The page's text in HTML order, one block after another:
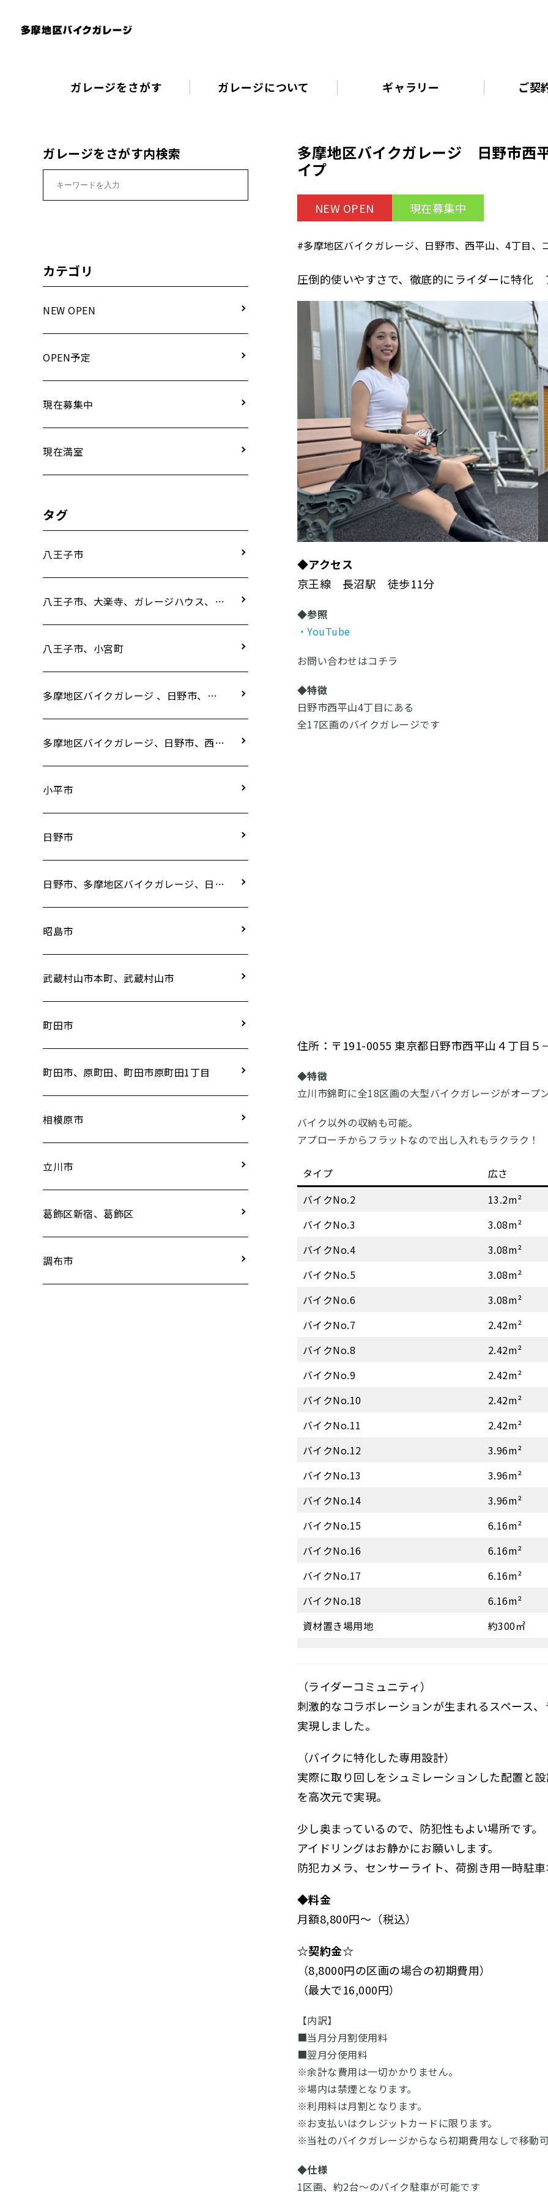
ガレージをさがす ガレージについて ギャラリー ご契
ガレージをさがす内検索
カテゴリ
NEW OPEN
OPEN予定
現在募集中
現在満室
タグ
八王子市
八王子市、大楽寺、ガレージハウス、八
王子市大楽寺ガレージハウス
八王子市、小宮町
多摩地区バイクガレージ 、日野市、平
山城址駅
多摩地区バイクガレージ、日野市、西平
山、4丁目、コンテナタイプ
小平市
日野市
日野市、多摩地区バイクガレージ、日野
市、南平8丁目
昭島市
武蔵村山市本町、武蔵村山市
町田市
町田市、原町田、町田市原町田1丁目
相模原市
立川市
葛飾区新宿、葛飾区
調布市
多摩地区バイクガレージ 日野市
イプ
NEW OPEN 現在募集中
#多摩地区バイクガレージ、日野市、西平山、4丁目、
圧倒的使いやすさで、徹底的にライダーに特
◆アクセス
京王線 長沼駅 徒歩11分
◆参照
・YouTube
お問い合わせはコチラ
◆特徴
日野市西平山4丁目にある
全17区画のバイクガレージです
住所：〒191-0055 東京都日野市西平山４丁目５
◆特徴
立川市錦町に全18区画の大型バイクガレージがオープ
バイク以外の収納も可能。
アプローチからフラットなので出し入れもラクラク！
タイプ 広さ
バイクNo.2
13.2m²
バイクNo.3
3.08m²
バイクNo.4
3.08m²
バイクNo.5
3.08m²
バイクNo.6
3.08m²
バイクNo.7
2.42m²
バイクNo.8
2.42m²
バイクNo.9
2.42m²
バイクNo.10
2.42m²
バイクNo.11
2.42m²
バイクNo.12
3.96m²
バイクNo.13
3.96m²
バイクNo.14
3.96m²
バイクNo.15
6.16m²
バイクNo.16
6.16m²
バイクNo.17
6.16m²
バイクNo.18
6.16m²
資材置き場用地
約300㎡
（ライダーコミュニティ）
刺激的なコラボレーションが生まれるスペース
実現しました。
（バイクに特化した専用設計）
実際に取り回しをシュミレーションした配置と
を高次元で実現。
少し奥まっているので、防犯性もよい場所です。
アイドリングはお静かにお願いします。
防犯カメラ、センサーライト、荷捌き用一時駐車
◆料金
月額8,800円～（税込）
☆契約金☆
（8,8000円の区画の場合の初期費用）
（最大で16,000円）
【内訳】
■当月分月割使用料
■翌月分使用料
※余計な費用は一切かかりません。
※場内は禁煙となります。
※利用料は月割となります。
※お支払いはクレジットカードに限ります。
※当社のバイクガレージからなら初期費用なしで移動可
◆仕様
1区画、約2台～のバイク駐車が可能です